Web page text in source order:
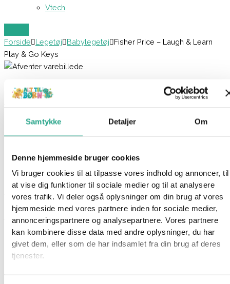
Samtykke Detaljer Om
Denne hjemmeside bruger cookies
Vi bruger cookies til at tilpasse vores indhold og annoncer, til
at vise dig funktioner til sociale medier og til at analysere
vores trafik. Vi deler også oplysninger om din brug af vores
hjemmeside med vores partnere inden for sociale medier,
annonceringspartnere og analysepartnere. Vores partnere
kan kombinere disse data med andre oplysninger, du har
givet dem, eller som de har indsamlet fra din brug af deres
tjenester.
Vtech
Forside Legetøj Babylegetøj
Fisher Price – Laugh & Learn
Play & Go Keys
Fisher Price – Laugh & Learn Play & Go Keys
Beskrivelse
Spørg om produktet
Gør din babys leg både sjov og lærerig med Fisher Price
Laugh & and learn Play & go aktivitetsnøgler. Dette interaktive
legetøj er designet til at stimulere sanserne og udvikle
finmotorikken hos børn fra 6 måneder og opefter.
Med over 20 sange, lyde og sætninger introduceres barnet til
tal og årsag-virkning-forhold på en underholdende måde.
De forskellige teksturer og farverige elementer, herunder en
musikalsk bilnøgle, en blød flaske, et spejl og en bidering, gør
legetøjet til en spændende oplevelse for de små.